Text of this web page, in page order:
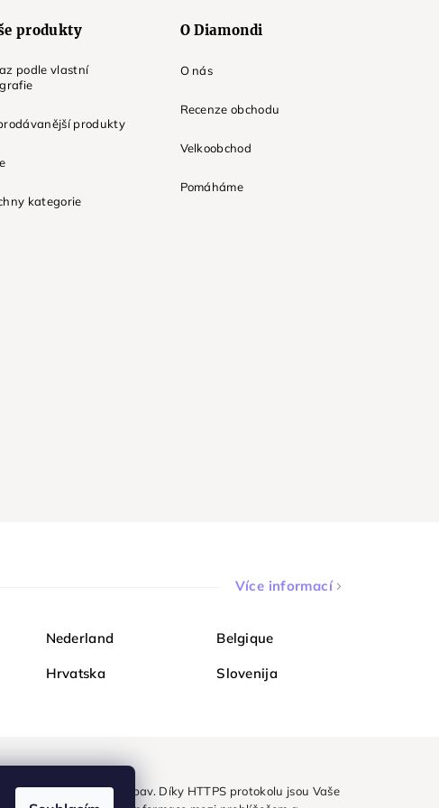
produkty
podle vlastní
produkty
kategorie
O Diamondi
O nás
Recenze obchodu
Velkoobchod
Pomáháme
Více informací
Nederland Belgique
Hrvatska Slovenija
bezpečně a bez obav. Díky HTTPS protokolu jsou Vaše